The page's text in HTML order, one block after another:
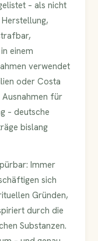
– als nicht
einem
verwendet
oder Costa
Ausnahmen für
– deutsche
bislang
Immer
sich
Gründen,
durch die
Substanzen.